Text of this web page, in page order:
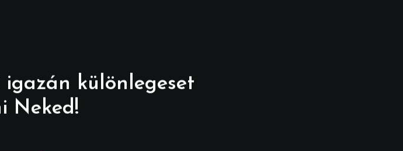
különlegeset
Neked!